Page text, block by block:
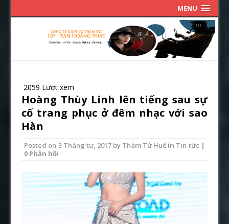
MENU
2059 Lượt xem
Hoàng Thùy Linh lên tiếng sau sự
cố trang phục ở đêm nhạc với sao
Hàn
Posted on 3 Tháng tư, 2017by Thám Tử Huếin Tin tức |
0 Phản hồi